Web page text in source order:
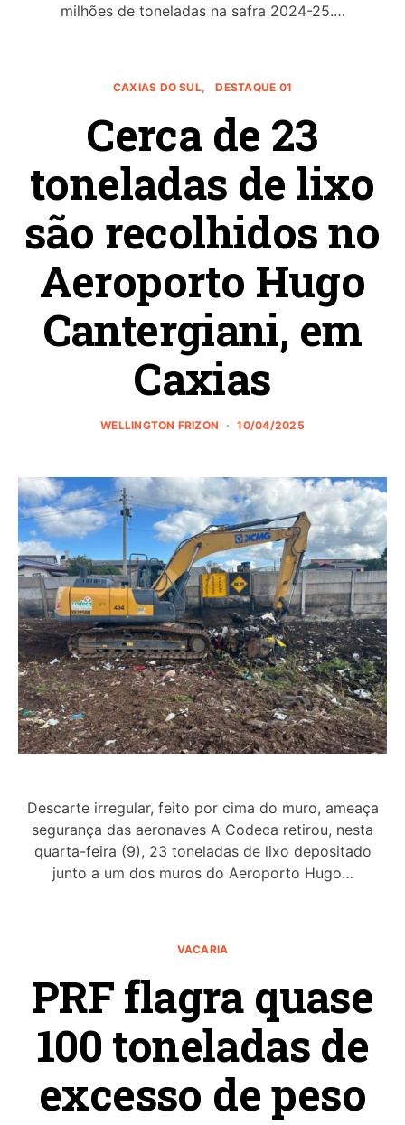
milhões de toneladas na safra 2024-25.…
CAXIAS DO SUL DESTAQUE 01
Cerca de 23
toneladas de lixo
são recolhidos no
Aeroporto Hugo
Cantergiani, em
Caxias
WELLINGTON FRIZON 10/04/2025
Descarte irregular, feito por cima do muro, ameaça
segurança das aeronaves A Codeca retirou, nesta
quarta-feira (9), 23 toneladas de lixo depositado
junto a um dos muros do Aeroporto Hugo…
VACARIA
PRF flagra quase
100 toneladas de
excesso de peso